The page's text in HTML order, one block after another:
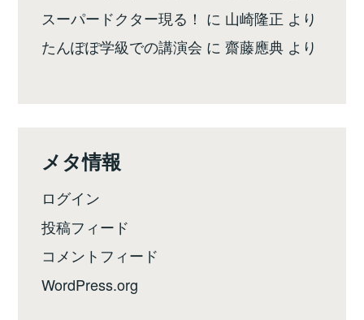
スーパードクター現る！ に 山崎隆正 より
たんぽぽ学級での講演会 に齋藤應典 より
メタ情報
ログイン
投稿フィード
コメントフィード
WordPress.org